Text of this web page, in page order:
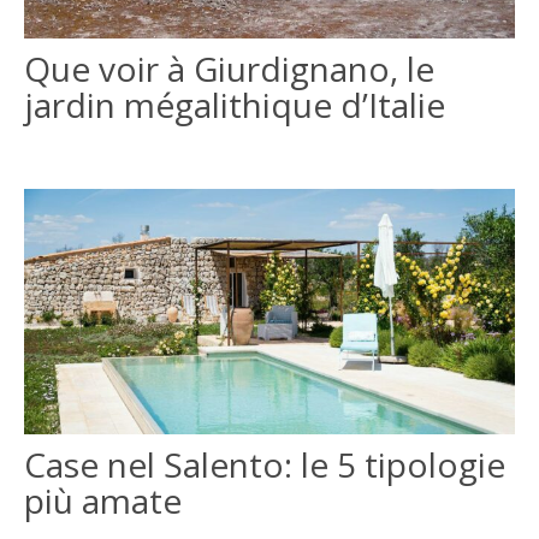
ENGLISH
Que voir à Giurdignano, le
jardin mégalithique d’Italie
Case nel Salento: le 5 tipologie
più amate